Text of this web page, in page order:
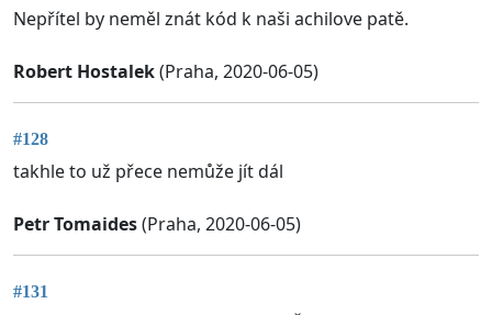
Nepřítel by neměl znát kód k naši achilove patě.
Robert Hostalek(Praha, 2020-06-05)
#128
takhle to už přece nemůže jít dál
Petr Tomaides(Praha, 2020-06-05)
#131